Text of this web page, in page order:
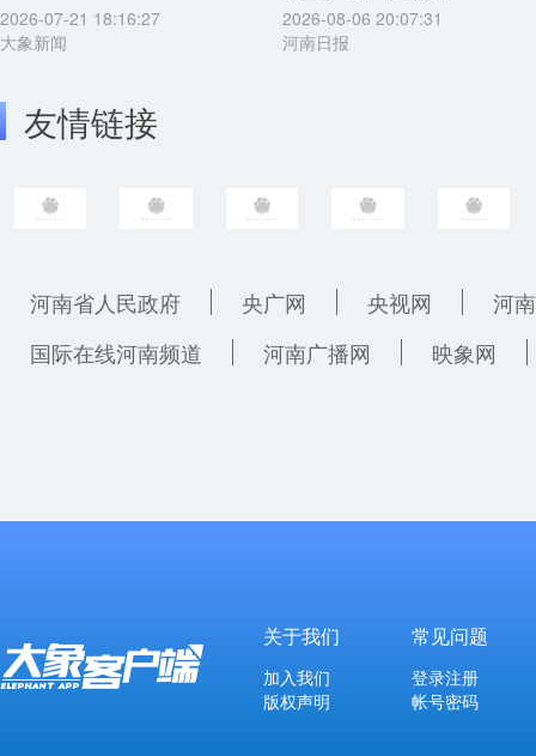
2026-07-21 18:16:27
大象新闻
2026-08-06 20:07:31
河南日报
友情链接
河南省人民政府 央广网 央视网
河
国际在线河南频道
河南广播网 映象网
关于我们
加入我们
版权声明
常见问题
登录注册
帐号密码